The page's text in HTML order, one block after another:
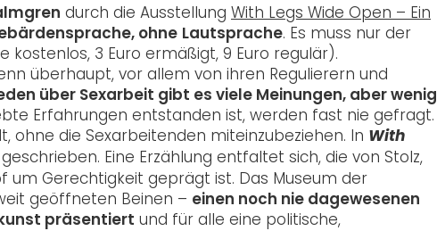
durch die Ausstellung With Legs Wide Open – Ein
ohne Lautsprache. Es muss nur der
kostenlos, 3 Euro ermäßigt, 9 Euro regulär).
überhaupt, vor allem von ihren Regulierern und
über Sexarbeit gibt es viele Meinungen, aber wenig
Erfahrungen entstanden ist, werden fast nie gefragt.
ohne die Sexarbeitenden miteinzubeziehen. In With
Eine Erzählung entfaltet sich, die von Stolz,
Gerechtigkeit geprägt ist. Das Museum der
geöffneten Beinen – einen noch nie dagewesenen
präsentiert und für alle eine politische,